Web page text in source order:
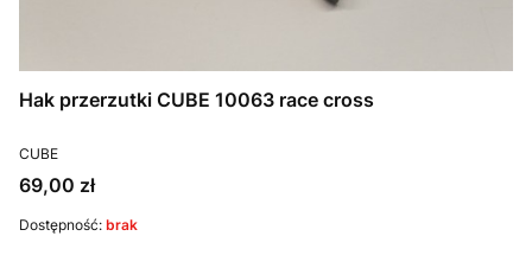
Hak przerzutki CUBE 10063 race cross
PRODUCENT
CUBE
Cena
69,00 zł
Dostępność: brak